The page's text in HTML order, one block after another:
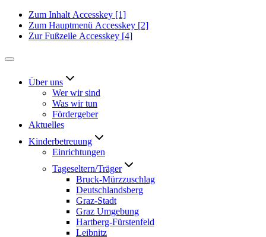
Zum Inhalt Accesskey [1]
Zum Hauptmenü Accesskey [2]
Zur Fußzeile Accesskey [4]
Über uns
Wer wir sind
Was wir tun
Fördergeber
Aktuelles
Kinderbetreuung
Einrichtungen
Tageseltern/Träger
Bruck-Mürzzuschlag
Deutschlandsberg
Graz-Stadt
Graz Umgebung
Hartberg-Fürstenfeld
Leibnitz